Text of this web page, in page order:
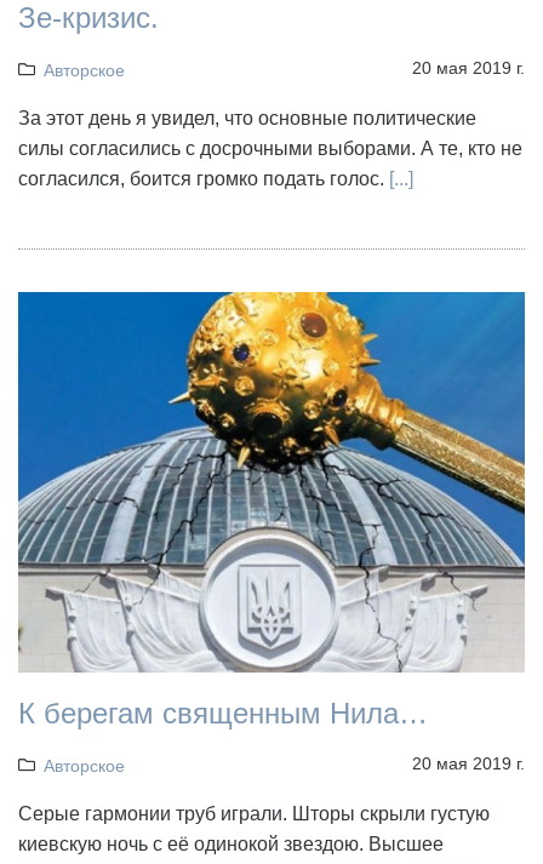
Зе-кризис.
Авторское 20 мая 2019 г.
За этот день я увидел, что основные политические
силы согласились с досрочными выборами. А те, кто не
согласился, боится громко подать голос. [...]
К берегам священным Нила…
Авторское 20 мая 2019 г.
Серые гармонии труб играли. Шторы скрыли густую
киевскую ночь с её одинокой звездою. Высшее